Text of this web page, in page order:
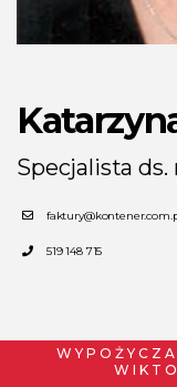
Specjalista
519 148 715